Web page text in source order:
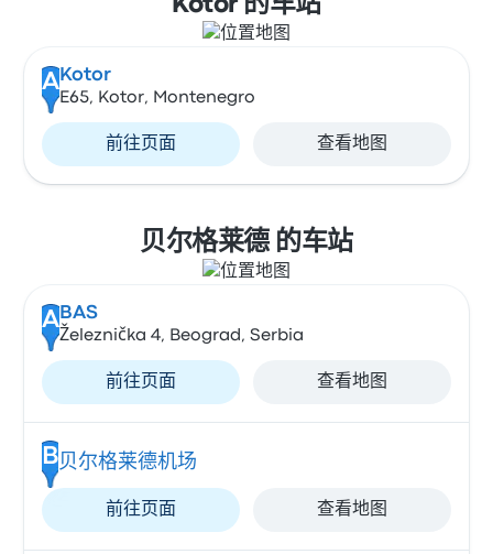
Kotor 的车站
A Kotor
E65, Kotor, Montenegro
前往页面 查看地图
贝尔格莱德 的车站
A BAS
Železnička 4, Beograd, Serbia
前往页面 查看地图
B贝尔格莱德机场
前往页面 查看地图